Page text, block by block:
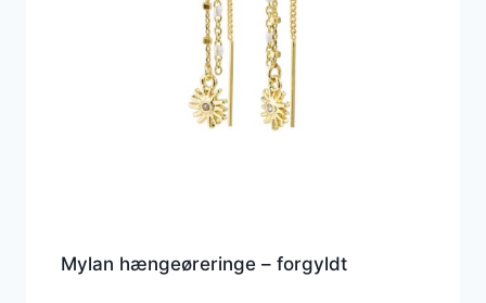
Mylan hængeøreringe – forgyldt